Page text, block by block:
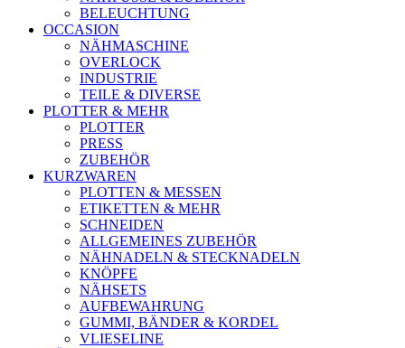
BELEUCHTUNG
OCCASION
NÄHMASCHINE
OVERLOCK
INDUSTRIE
TEILE & DIVERSE
PLOTTER & MEHR
PLOTTER
PRESS
ZUBEHÖR
KURZWAREN
PLOTTEN & MESSEN
ETIKETTEN & MEHR
SCHNEIDEN
ALLGEMEINES ZUBEHÖR
NÄHNADELN & STECKNADELN
KNÖPFE
NÄHSETS
AUFBEWAHRUNG
GUMMI, BÄNDER & KORDEL
VLIESELINE